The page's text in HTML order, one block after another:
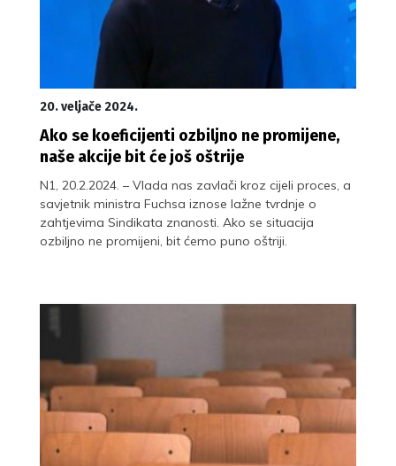
20. veljače 2024.
Ako se koeficijenti ozbiljno ne promijene,
naše akcije bit će još oštrije
N1, 20.2.2024. – Vlada nas zavlači kroz cijeli proces, a
savjetnik ministra Fuchsa iznose lažne tvrdnje o
zahtjevima Sindikata znanosti. Ako se situacija
ozbiljno ne promijeni, bit ćemo puno oštriji.